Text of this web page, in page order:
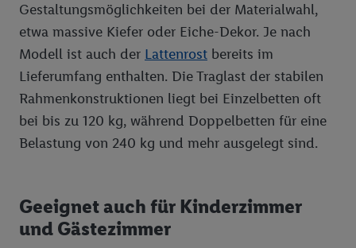
Gestaltungsmöglichkeiten bei der Materialwahl,
etwa massive Kiefer oder Eiche-Dekor. Je nach
Modell ist auch der Lattenrost bereits im
Lieferumfang enthalten. Die Traglast der stabilen
Rahmenkonstruktionen liegt bei Einzelbetten oft
bei bis zu 120 kg, während Doppelbetten für eine
Belastung von 240 kg und mehr ausgelegt sind.
Geeignet auch für Kinderzimmer
und Gästezimmer
Zusammenhang mit dem Ausspielen dieser Werbung erfolgen
Verarbeitungen auch zur Leistungs-/ Erfolgsmessung der
Werbung, zur Zielgruppenforschung, zur Entwicklung von
Angeboten sowie zur technischen Sicherung und Optimierung
dieser Werbeausspielungen.
Sofern Sie hier Ihre Zustimmung dazu erteilen und danach ein
Lidl Plus-Konto erstellen bzw. sich in Ihr bestehendes Lidl
Plus-Konto einloggen, kann darüber hinaus auch Ihre dort
verwendet werden, um daraus eine spezielle Online-Kennung
zu erstellen (die sogenannte EUID), die wir sodann ähnlich wie
die sogleich beschriebene Utiq-Kennung verwenden können,